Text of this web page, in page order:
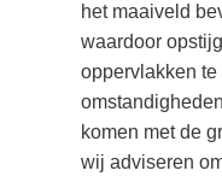
het maaiveld
waardoor
oppervlakken
komen met de
wij adviseren